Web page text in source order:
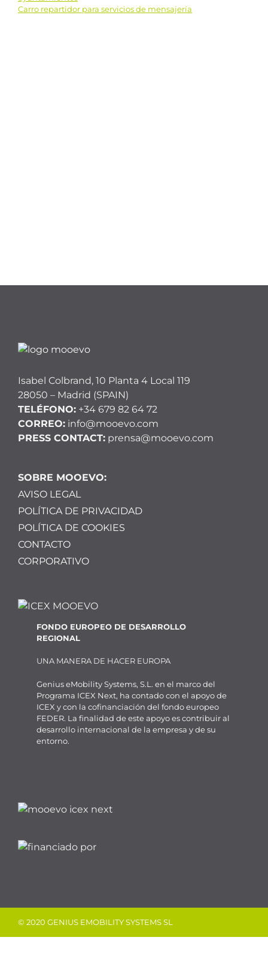
Carro repartidor para servicios de mensajería
Isabel Colbrand, 10 Planta 4 Local 119
28050 – Madrid (SPAIN)
TELÉFONO: +34 679 82 64 72
CORREO: info@mooevo.com
PRESS CONTACT: prensa@mooevo.com
SOBRE MOOEVO:
AVISO LEGAL
POLÍTICA DE PRIVACIDAD
POLÍTICA DE COOKIES
CONTACTO
CORPORATIVO
FONDO EUROPEO DE DESARROLLO
REGIONAL
UNA MANERA DE HACER EUROPA
Genius eMobility Systems, S.L. en el marco del
Programa ICEX Next, ha contado con el apoyo de
ICEX y con la cofinanciación del fondo europeo
FEDER. La finalidad de este apoyo es contribuir al
desarrollo internacional de la empresa y de su
entorno.
© 2020 GENIUS EMOBILITY SYSTEMS SL